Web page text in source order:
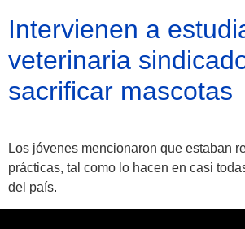
Atractivos
Intervienen a
veterinaria
sacrificar mascotas
Los jóvenes mencionaron que estaban
prácticas, tal como lo hacen en casi
del país.